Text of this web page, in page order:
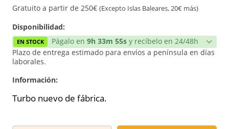
Gratuito a partir de 250€ (Excepto Islas Baleares, 20€ más)
Disponibilidad:
EN STOCK Págalo en 9h 33m 54s y recíbelo en 24/48h
Plazo de entrega estimado para envíos a península en días
laborales.
Información:
Turbo nuevo de fábrica.